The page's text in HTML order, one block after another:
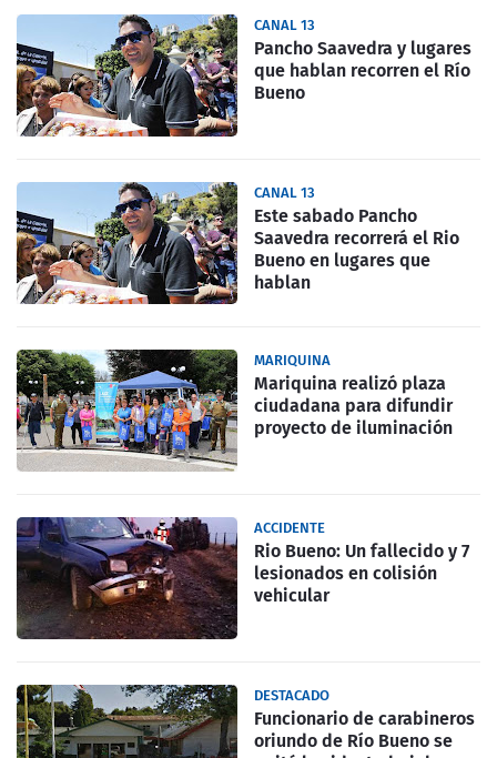
CANAL 13
Pancho Saavedra y lugares
que hablan recorren el Río
Bueno
CANAL 13
Este sabado Pancho
Saavedra recorrerá el Rio
Bueno en lugares que
hablan
MARIQUINA
Mariquina realizó plaza
ciudadana para difundir
proyecto de iluminación
ACCIDENTE
Rio Bueno: Un fallecido y 7
lesionados en colisión
vehicular
DESTACADO
Funcionario de carabineros
oriundo de Río Bueno se